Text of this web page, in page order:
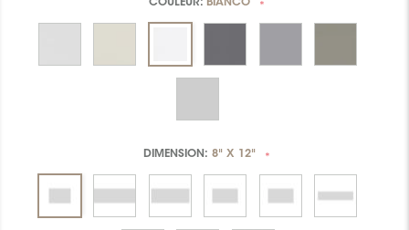
COULEUR: BIANCO *
DIMENSION: 8" X 12" *